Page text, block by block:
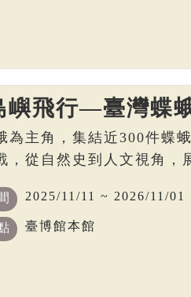
嶼飛行—臺灣蝶
為主角，集結近300件蝶
，從自然史到人文視角，
2025/11/11 ~ 2026/11/01
臺博館本館